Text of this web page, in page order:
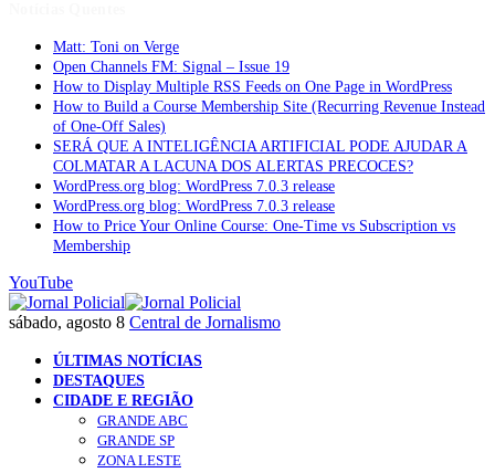
Matt: Toni on Verge
Open Channels FM: Signal – Issue 19
How to Display Multiple RSS Feeds on One Page in WordPress
How to Build a Course Membership Site (Recurring Revenue Instead
of One-Off Sales)
SERÁ QUE A INTELIGÊNCIA ARTIFICIAL PODE AJUDAR A
COLMATAR A LACUNA DOS ALERTAS PRECOCES?
WordPress.org blog: WordPress 7.0.3 release
WordPress.org blog: WordPress 7.0.3 release
How to Price Your Online Course: One-Time vs Subscription vs
Membership
YouTube
sábado, agosto 8 Central de Jornalismo
ÚLTIMAS NOTÍCIAS
DESTAQUES
CIDADE E REGIÃO
GRANDE ABC
GRANDE SP
ZONA LESTE